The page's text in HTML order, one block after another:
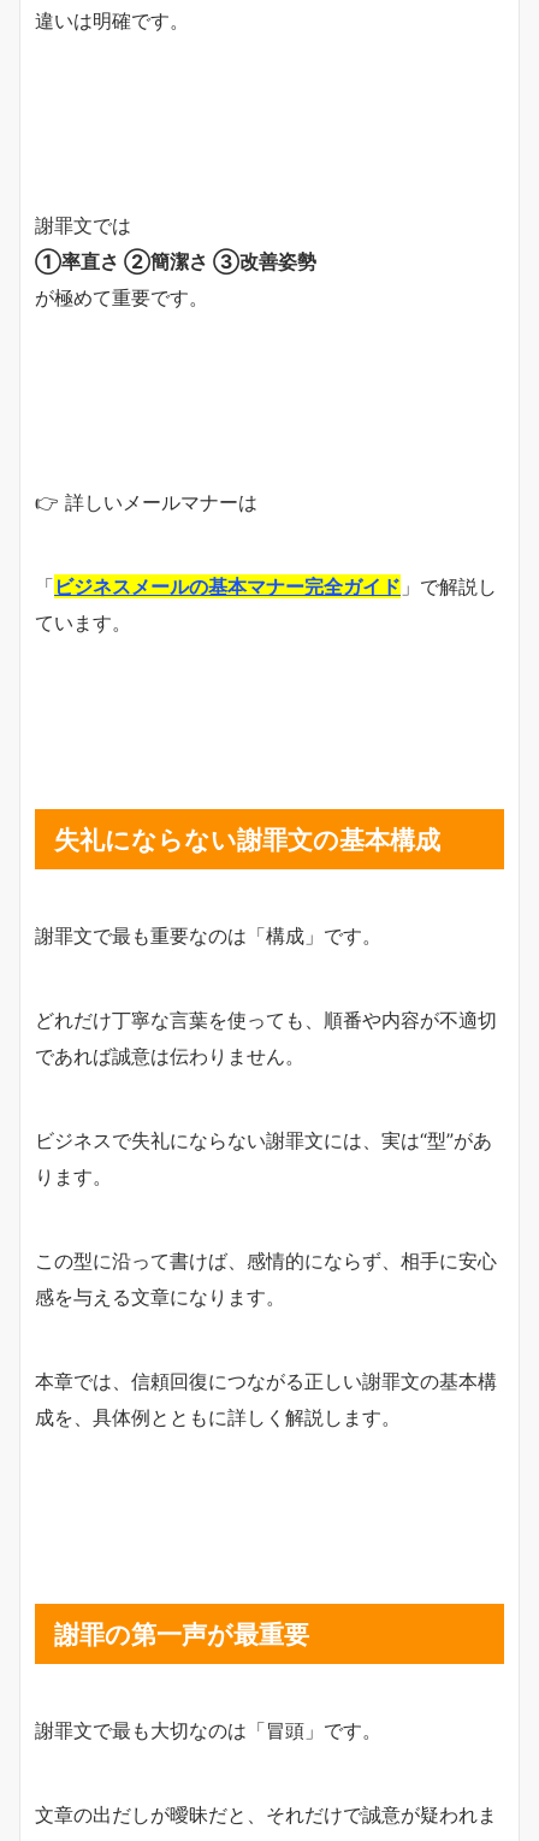
違いは明確です。
謝罪文では
①率直さ ②簡潔さ ③改善姿勢
が極めて重要です。
👉 詳しいメールマナーは
「 ビジネスメールの基本マナー完全ガイド 」で解説し
ています。
失礼にならない謝罪文の基本構成
謝罪文で最も重要なのは「構成」です。
どれだけ丁寧な言葉を使っても、順番や内容が不適切
であれば誠意は伝わりません。
ビジネスで失礼にならない謝罪文には、実は“型”があ
ります。
この型に沿って書けば、感情的にならず、相手に安心
感を与える文章になります。
本章では、信頼回復につながる正しい謝罪文の基本構
成を、具体例とともに詳しく解説します。
謝罪の第一声が最重要
謝罪文で最も大切なのは「冒頭」です。
文章の出だしが曖昧だと、それだけで誠意が疑われま